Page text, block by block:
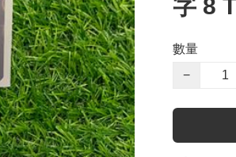
字 8
數量
−